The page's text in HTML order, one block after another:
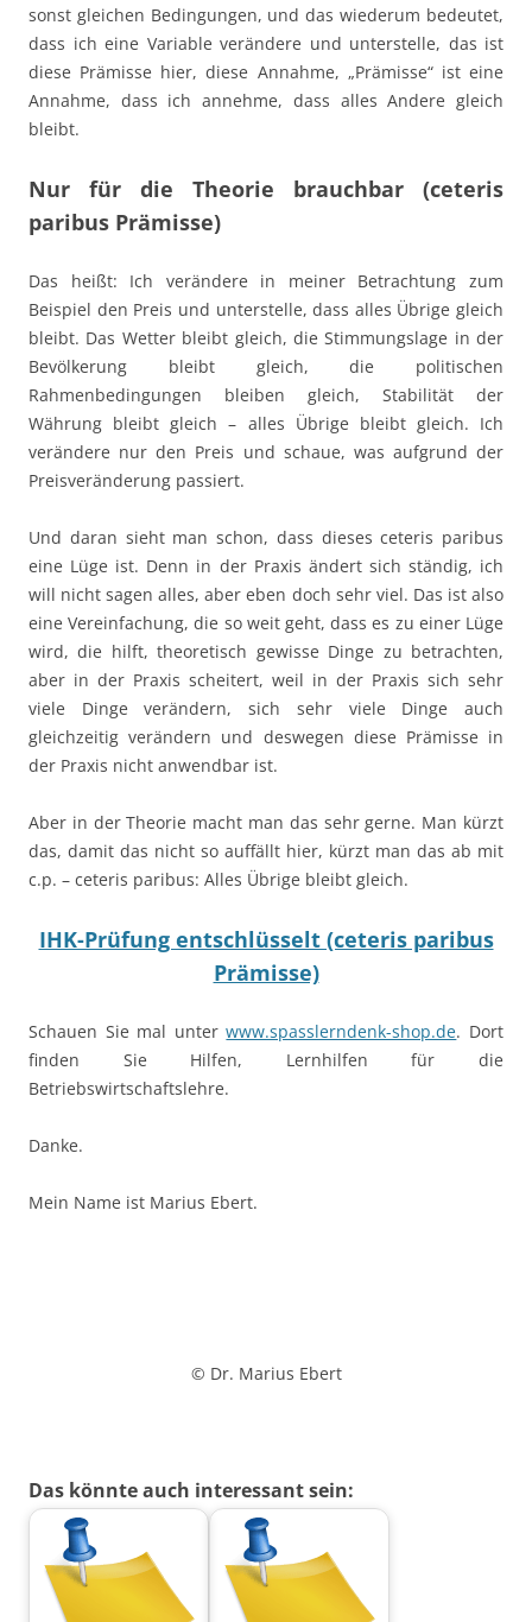
sonst gleichen Bedingungen, und das wiederum bedeutet,
dass ich eine Variable verändere und unterstelle, das ist
diese Prämisse hier, diese Annahme, „Prämisse“ ist eine
Annahme, dass ich annehme, dass alles Andere gleich
bleibt.
Nur für die Theorie brauchbar (ceteris
paribus Prämisse)
Das heißt: Ich verändere in meiner Betrachtung zum
Beispiel den Preis und unterstelle, dass alles Übrige gleich
bleibt. Das Wetter bleibt gleich, die Stimmungslage in der
Bevölkerung bleibt gleich, die politischen
Rahmenbedingungen bleiben gleich, Stabilität der
Währung bleibt gleich – alles Übrige bleibt gleich. Ich
verändere nur den Preis und schaue, was aufgrund der
Preisveränderung passiert.
Und daran sieht man schon, dass dieses ceteris paribus
eine Lüge ist. Denn in der Praxis ändert sich ständig, ich
will nicht sagen alles, aber eben doch sehr viel. Das ist also
eine Vereinfachung, die so weit geht, dass es zu einer Lüge
wird, die hilft, theoretisch gewisse Dinge zu betrachten,
aber in der Praxis scheitert, weil in der Praxis sich sehr
viele Dinge verändern, sich sehr viele Dinge auch
gleichzeitig verändern und deswegen diese Prämisse in
der Praxis nicht anwendbar ist.
Aber in der Theorie macht man das sehr gerne. Man kürzt
das, damit das nicht so auffällt hier, kürzt man das ab mit
c.p. – ceteris paribus: Alles Übrige bleibt gleich.
IHK-Prüfung entschlüsselt (ceteris paribus
Prämisse)
Schauen Sie mal unterwww.spasslerndenk-shop.de. Dort
finden Sie Hilfen, Lernhilfen für die
Betriebswirtschaftslehre.
Danke.
Mein Name ist Marius Ebert.
© Dr. Marius Ebert
Das könnte auch interessant sein: